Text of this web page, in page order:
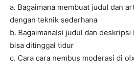
a. Bagaimana membuat judul dan
dengan teknik sederhana
b. BagaimanaIsi judul dan deskripsi
bisa ditinggal tidur
c. Cara cara nembus moderasi di